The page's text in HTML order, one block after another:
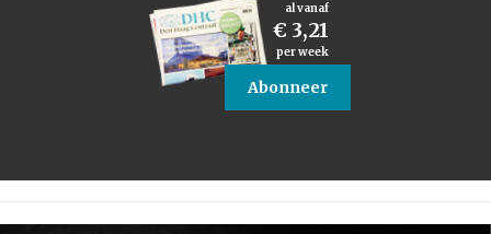
al vanaf
€ 3,21
per week
Abonneer